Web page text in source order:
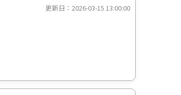
更新日：2026-03-15 13:00:00